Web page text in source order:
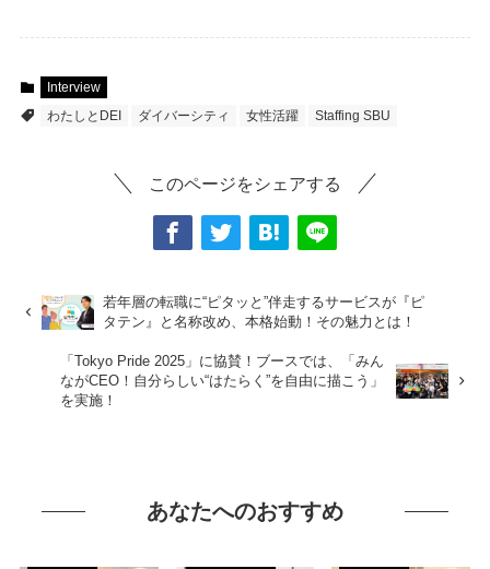
Interview
わたしとDEI
ダイバーシティ 女性活躍 Staffing SBU
このページをシェアする
若年層の転職に“ピタッと”伴走するサービスが『ピ
タテン』と名称改め、本格始動！その魅力とは！
「Tokyo Pride 2025」に協賛！ブースでは、「みん
ながCEO！自分らしい“はたらく”を自由に描こう」
を実施！
あなたへのおすすめ